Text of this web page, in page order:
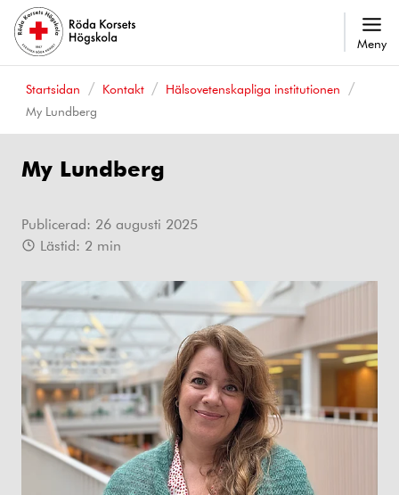
Meny
Startsidan Kontakt
Hälsovetenskapliga institutionen
My Lundberg
My Lundberg
Publicerad: 26 augusti 2025
Lästid: 2 min